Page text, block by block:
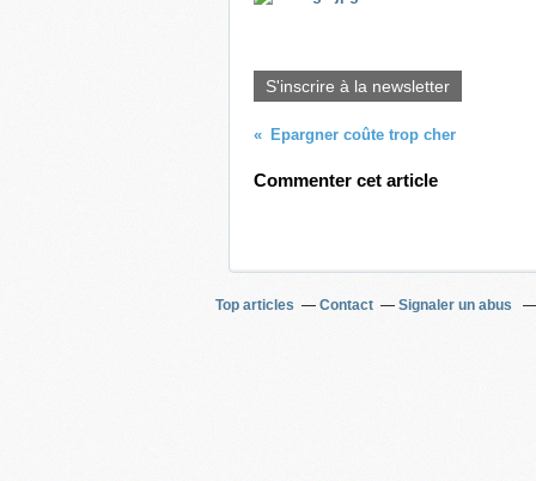
S'inscrire à la newsletter
Epargner coûte trop cher
Commenter cet article
Top articles Contact Signaler un abus